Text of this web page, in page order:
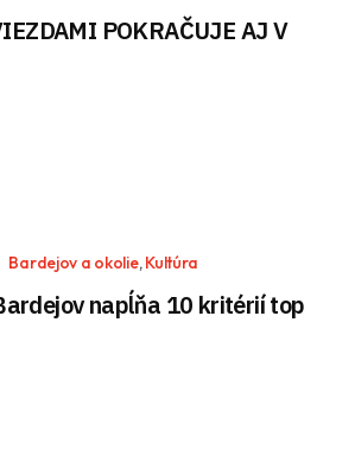
POKRAČUJE AJ V
Bardejov a okolie,Kultúra
napĺňa 10 kritérií top